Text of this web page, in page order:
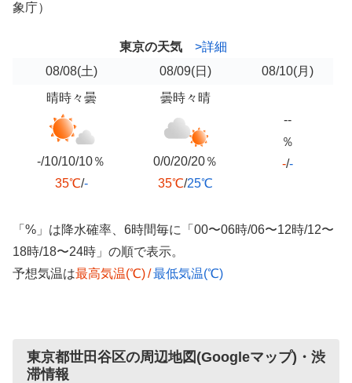
象庁）
東京の天気
>詳細
08/08(土) 08/09(日) 08/10(月)
晴時々曇
-/10/10/10％
35℃/-
曇時々晴
0/0/20/20％
35℃/25℃
--
％
-/-
「%」は降水確率、6時間毎に「00〜06時/06〜12時/12〜
18時/18〜24時」の順で表示。
予想気温は最高気温(℃)/最低気温(℃)
東京都世田谷区の周辺地図(Googleマップ)・渋
滞情報